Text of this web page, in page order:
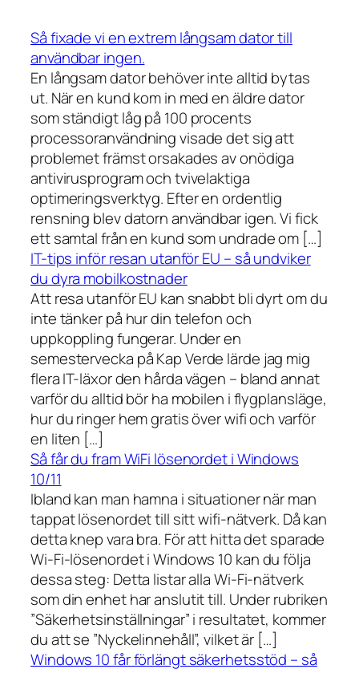
Så fixade vi en extrem långsam dator till
användbar ingen.
En långsam dator behöver inte alltid bytas
ut. När en kund kom in med en äldre dator
som ständigt låg på 100 procents
processoranvändning visade det sig att
problemet främst orsakades av onödiga
antivirusprogram och tvivelaktiga
optimeringsverktyg. Efter en ordentlig
rensning blev datorn användbar igen. Vi fick
ett samtal från en kund som undrade om […]
IT-tips inför resan utanför EU – så undviker
du dyra mobilkostnader
Att resa utanför EU kan snabbt bli dyrt om du
inte tänker på hur din telefon och
uppkoppling fungerar. Under en
semestervecka på Kap Verde lärde jag mig
flera IT-läxor den hårda vägen – bland annat
varför du alltid bör ha mobilen i flygplansläge,
hur du ringer hem gratis över wifi och varför
en liten […]
Så får du fram WiFi lösenordet i Windows
10/11
Ibland kan man hamna i situationer när man
tappat lösenordet till sitt wifi-nätverk. Då kan
detta knep vara bra. För att hitta det sparade
Wi-Fi-lösenordet i Windows 10 kan du följa
dessa steg: Detta listar alla Wi-Fi-nätverk
som din enhet har anslutit till. Under rubriken
”Säkerhetsinställningar” i resultatet, kommer
du att se ”Nyckelinnehåll”, vilket är […]
Windows 10 får förlängt säkerhetsstöd – så